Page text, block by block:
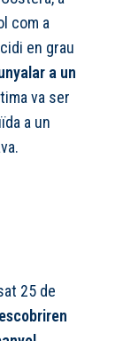
com a
en grau
a un
va ser
a un
25 de